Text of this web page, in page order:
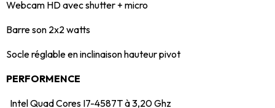
Webcam HD avec shutter + micro
Barre son 2x2 watts
Socle réglable en inclinaison hauteur pivot
PERFORMENCE
Intel Quad Cores I7-4587T à 3,20 Ghz